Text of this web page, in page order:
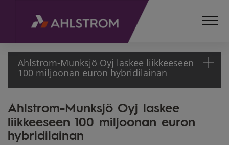
Ahlstrom-Munksjö Oyj laskee liikkeeseen
100 miljoonan euron hybridilainan
ETUSIVU
MEDIA
PÖRSSITIEDOTTEET
Ahlstrom-Munksjö Oyj laskee
liikkeeseen 100 miljoonan euron
hybridilainan